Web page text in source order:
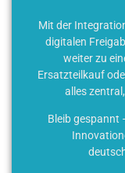
Mit der
digitalen
weiter zu
Ersatzteilkauf
alles
Bleib gespannt